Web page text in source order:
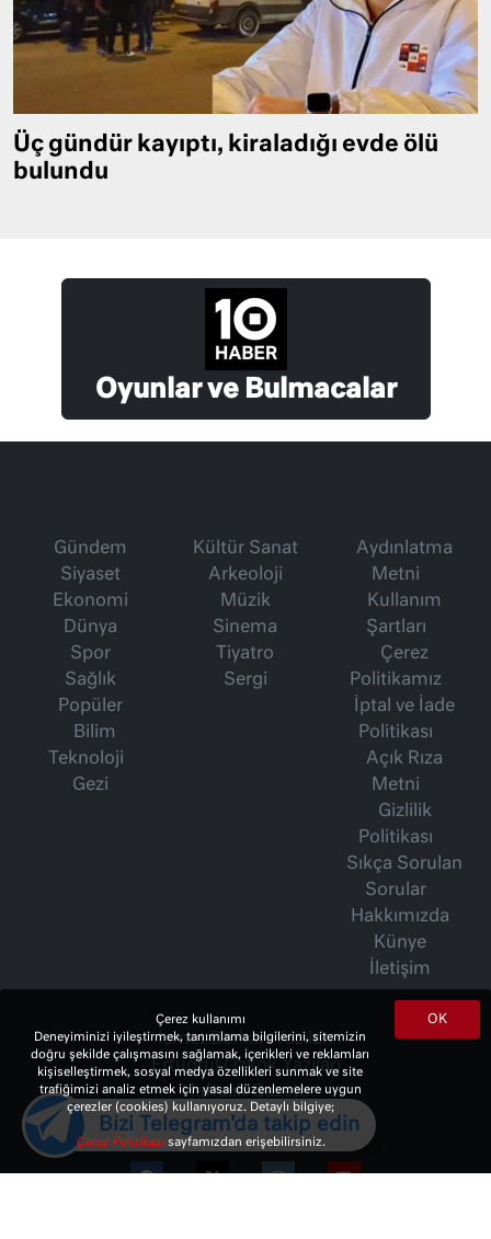
Üç gündür kayıptı, kiraladığı evde ölü
bulundu
Oyunlar ve Bulmacalar
Gündem
Siyaset
Ekonomi
Dünya
Spor
Sağlık
Popüler
Bilim
Teknoloji
Gezi
Kültür Sanat
Arkeoloji
Müzik
Sinema
Tiyatro
Sergi
Aydınlatma
Metni
Kullanım
Şartları
Çerez
Politikamız
İptal ve İade
Politikası
Açık Rıza
Metni
Gizlilik
Politikası
Sıkça Sorulan
Sorular
Hakkımızda
Künye
İletişim
İsmet Berkan Yazıları
Ertuğrul Özkök Yazıları
Haftalık Gazete
OK
Çerez kullanımı
Deneyiminizi iyileştirmek, tanımlama bilgilerini, sitemizin
doğru şekilde çalışmasını sağlamak, içerikleri ve reklamları
kişiselleştirmek, sosyal medya özellikleri sunmak ve site
trafiğimizi analiz etmek için yasal düzenlemelere uygun
çerezler (cookies) kullanıyoruz. Detaylı bilgiye;
Çerez Politikasısayfamızdan erişebilirsiniz.
Bizi Telegram'da takip edin